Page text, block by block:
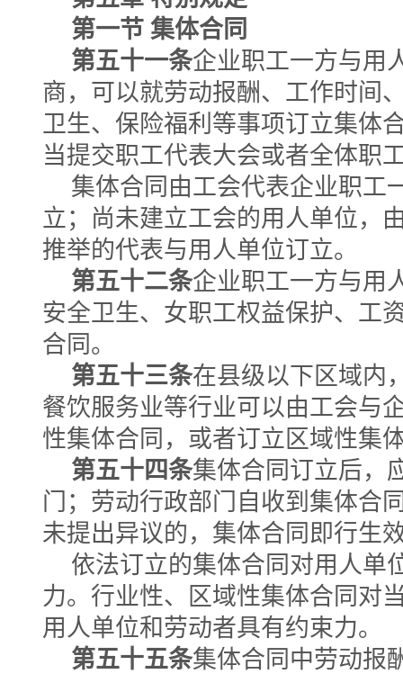
第一节 集体合同
第五十一条企业职工一方与用
商，可以就劳动报酬、工作时间
卫生、保险福利等事项订立集体
当提交职工代表大会或者全体职
集体合同由工会代表企业职工
立；尚未建立工会的用人单位，
推举的代表与用人单位订立。
第五十二条企业职工一方与用
安全卫生、女职工权益保护、工
合同。
第五十三条在县级以下区域内
餐饮服务业等行业可以由工会与
性集体合同，或者订立区域性集
第五十四条集体合同订立后，
门；劳动行政部门自收到集体合
未提出异议的，集体合同即行生
依法订立的集体合同对用人单
力。行业性、区域性集体合同对
用人单位和劳动者具有约束力。
第五十五条集体合同中劳动报